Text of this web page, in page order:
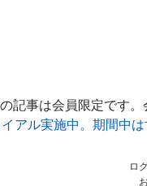
記事は会員限定です
アル実施中。期間中
ロ